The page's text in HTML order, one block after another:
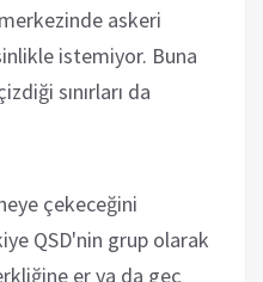
askeri
istemiyor. Buna
sınırları da
çekeceğini
QSD'nin grup olarak
er ya da geç